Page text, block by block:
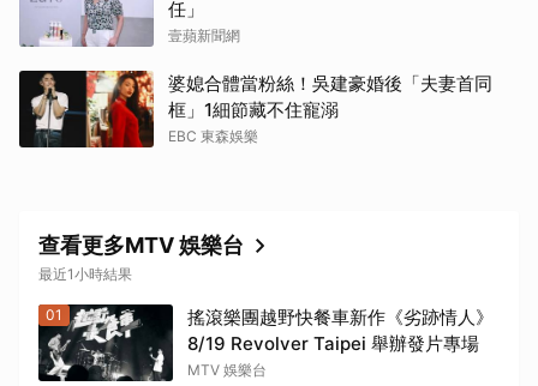
任」
壹蘋新聞網
婆媳合體當粉絲！吳建豪婚後「夫妻首同
框」1細節藏不住寵溺
EBC 東森娛樂
查看更多MTV 娛樂台
最近1小時結果
01
搖滾樂團越野快餐車新作《劣跡情人》
8/19 Revolver Taipei 舉辦發片專場
MTV 娛樂台